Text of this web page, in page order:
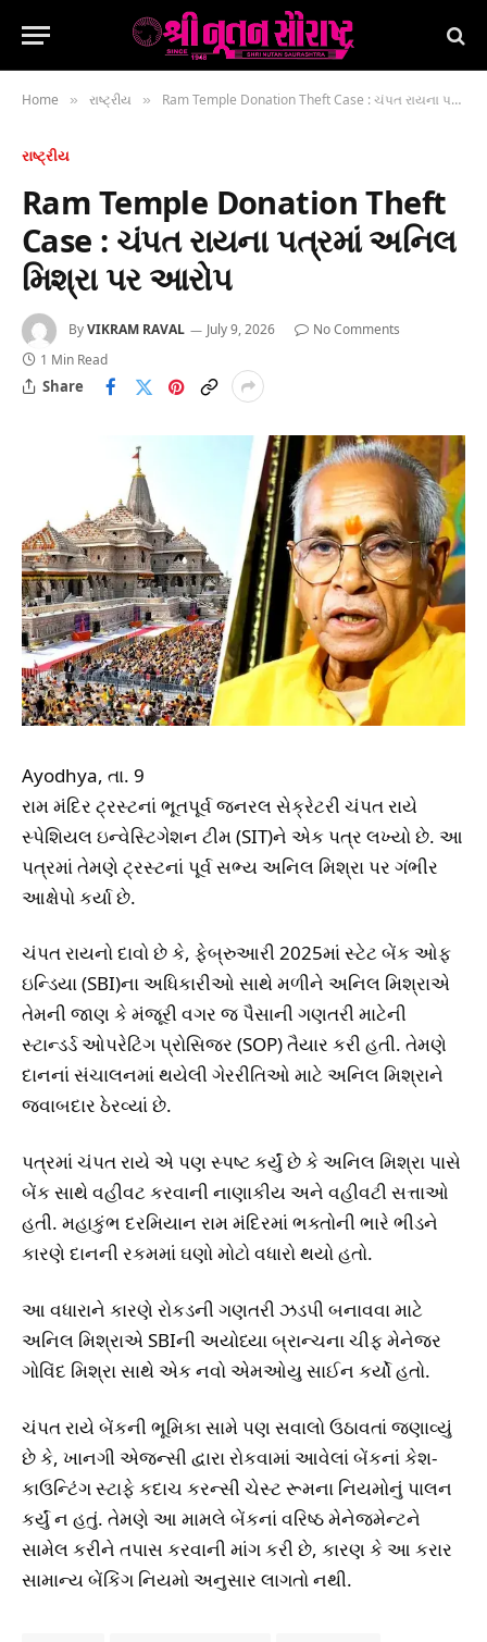
Home » રાષ્ટ્રીય » Ram Temple Donation Theft Case : ચંપત રાયના પત્રમાં અનિલ મિશ્રા પર આરોપ
રાષ્ટ્રીય
Ram Temple Donation Theft
Case : ચંપત રાયના પત્રમાં અનિલ
મિશ્રા પર આરોપ
ByVIKRAM RAVAL July 9, 2026
No Comments
1 Min Read
Share
Ayodhya, તા. 9
રામ મંદિર ટ્રસ્ટનાં ભૂતપૂર્વ જનરલ સેક્રેટરી ચંપત રાયે
સ્પેશિયલ ઇન્વેસ્ટિગેશન ટીમ (SIT)ને એક પત્ર લખ્યો છે. આ
પત્રમાં તેમણે ટ્રસ્ટનાં પૂર્વ સભ્ય અનિલ મિશ્રા પર ગંભીર
આક્ષેપો કર્યા છે.
ચંપત રાયનો દાવો છે કે, ફેબ્રુઆરી 2025માં સ્ટેટ બેંક ઓફ
ઇન્ડિયા (SBI)ના અધિકારીઓ સાથે મળીને અનિલ મિશ્રાએ
તેમની જાણ કે મંજૂરી વગર જ પૈસાની ગણતરી માટેની
સ્ટાન્ડર્ડ ઓપરેટિંગ પ્રોસિજર (SOP) તૈયાર કરી હતી. તેમણે
દાનનાં સંચાલનમાં થયેલી ગેરરીતિઓ માટે અનિલ મિશ્રાને
જવાબદાર ઠેરવ્યાં છે.
પત્રમાં ચંપત રાયે એ પણ સ્પષ્ટ કર્યું છે કે અનિલ મિશ્રા પાસે
બેંક સાથે વહીવટ કરવાની નાણાકીય અને વહીવટી સત્તાઓ
હતી. મહાકુંભ દરમિયાન રામ મંદિરમાં ભક્તોની ભારે ભીડને
કારણે દાનની રકમમાં ઘણો મોટો વધારો થયો હતો.
આ વધારાને કારણે રોકડની ગણતરી ઝડપી બનાવવા માટે
અનિલ મિશ્રાએ SBIની અયોધ્યા બ્રાન્ચના ચીફ મેનેજર
ગોવિંદ મિશ્રા સાથે એક નવો એમઓયુ સાઈન કર્યો હતો.
ચંપત રાયે બેંકની ભૂમિકા સામે પણ સવાલો ઉઠાવતાં જણાવ્યું
છે કે, ખાનગી એજન્સી દ્વારા રોકવામાં આવેલાં બેંકનાં કેશ-
કાઉન્ટિંગ સ્ટાફે કદાચ કરન્સી ચેસ્ટ રૂમના નિયમોનું પાલન
કર્યું ન હતું. તેમણે આ મામલે બેંકનાં વરિષ્ઠ મેનેજમેન્ટને
સામેલ કરીને તપાસ કરવાની માંગ કરી છે, કારણ કે આ કરાર
સામાન્ય બેંકિંગ નિયમો અનુસાર લાગતો નથી.